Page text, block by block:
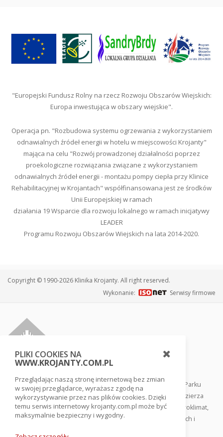
"Europejski Fundusz Rolny na rzecz Rozwoju Obszarów Wiejskich:
Europa inwestująca w obszary wiejskie".
Operacja pn. "Rozbudowa systemu ogrzewania z wykorzystaniem
odnawialnych źródeł energii w hotelu w miejscowości Krojanty"
mająca na celu "Rozwój prowadzonej działalności poprzez
proekologiczne rozwiązania związane z wykorzystaniem
odnawialnych źródeł energii - montażu pompy ciepła przy Klinice
Rehabilitacyjnej w Krojantach" współfinansowana jest ze środków
Unii Europejskiej w ramach
działania 19 Wsparcie dla rozwoju lokalnego w ramach inicjatywy
LEADER
Programu Rozwoju Obszarów Wiejskich na lata 2014-2020.
Copyright © 1990-2026 Klinika Krojanty. All right reserved.
Wykonanie:
Serwisy firmowe
Klinika usytuowana jest w sercu Borów Tucholskich, tuż przy Parku
Narodowym Bory Tucholskie, w otoczeniu lasów i jezior pojezierza
pomorskiego. Ten rezerwat biosfery gwarantuje swoisty mikroklimat,
co ułatwia szybki powrót do zdrowia, odnowienie sił fizycznych i
PLIKI COOKIES NA
WWW.KROJANTY.COM.PL
Przeglądając naszą stronę internetową bez zmian
w swojej przeglądarce, wyrażasz zgodę na
wykorzystywanie przez nas plików cookies. Dzięki
temu serwis internetowy krojanty.com.pl może być
maksymalnie bezpieczny i wygodny.